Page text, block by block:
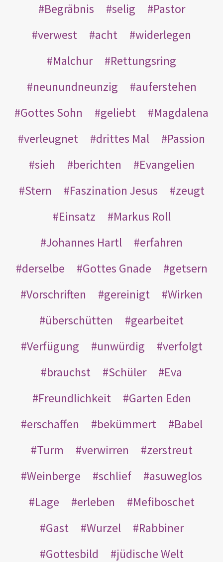
Begräbnis
selig
Pastor
verwest
acht
widerlegen
Malchur
Rettungsring
neunundneunzig
auferstehen
Gottes Sohn
geliebt
Magdalena
verleugnet
drittes Mal
Passion
sieh
berichten
Evangelien
Stern
Faszination Jesus
zeugt
Einsatz
Markus Roll
Johannes Hartl
erfahren
derselbe
Gottes Gnade
getsern
Vorschriften
gereinigt
Wirken
überschütten
gearbeitet
Verfügung
unwürdig
verfolgt
brauchst
Schüler
Eva
Freundlichkeit
Garten Eden
erschaffen
bekümmert
Babel
Turm
verwirren
zerstreut
Weinberge
schlief
asuweglos
Lage
erleben
Mefiboschet
Gast
Wurzel
Rabbiner
Gottesbild
jüdische Welt